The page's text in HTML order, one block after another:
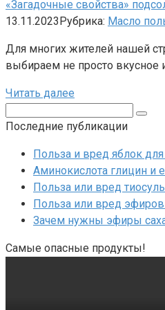
«Загадочные свойства»
13.11.2023Рубрика: Масло
Для многих жителей нашей
выбираем не просто вкусное
Читать далее
Последние публикации
Польза и вред яблок
Аминокислота глицин и
Польза или вред
Польза или вред
Зачем нужны эфиры
Самые опасные продукты!